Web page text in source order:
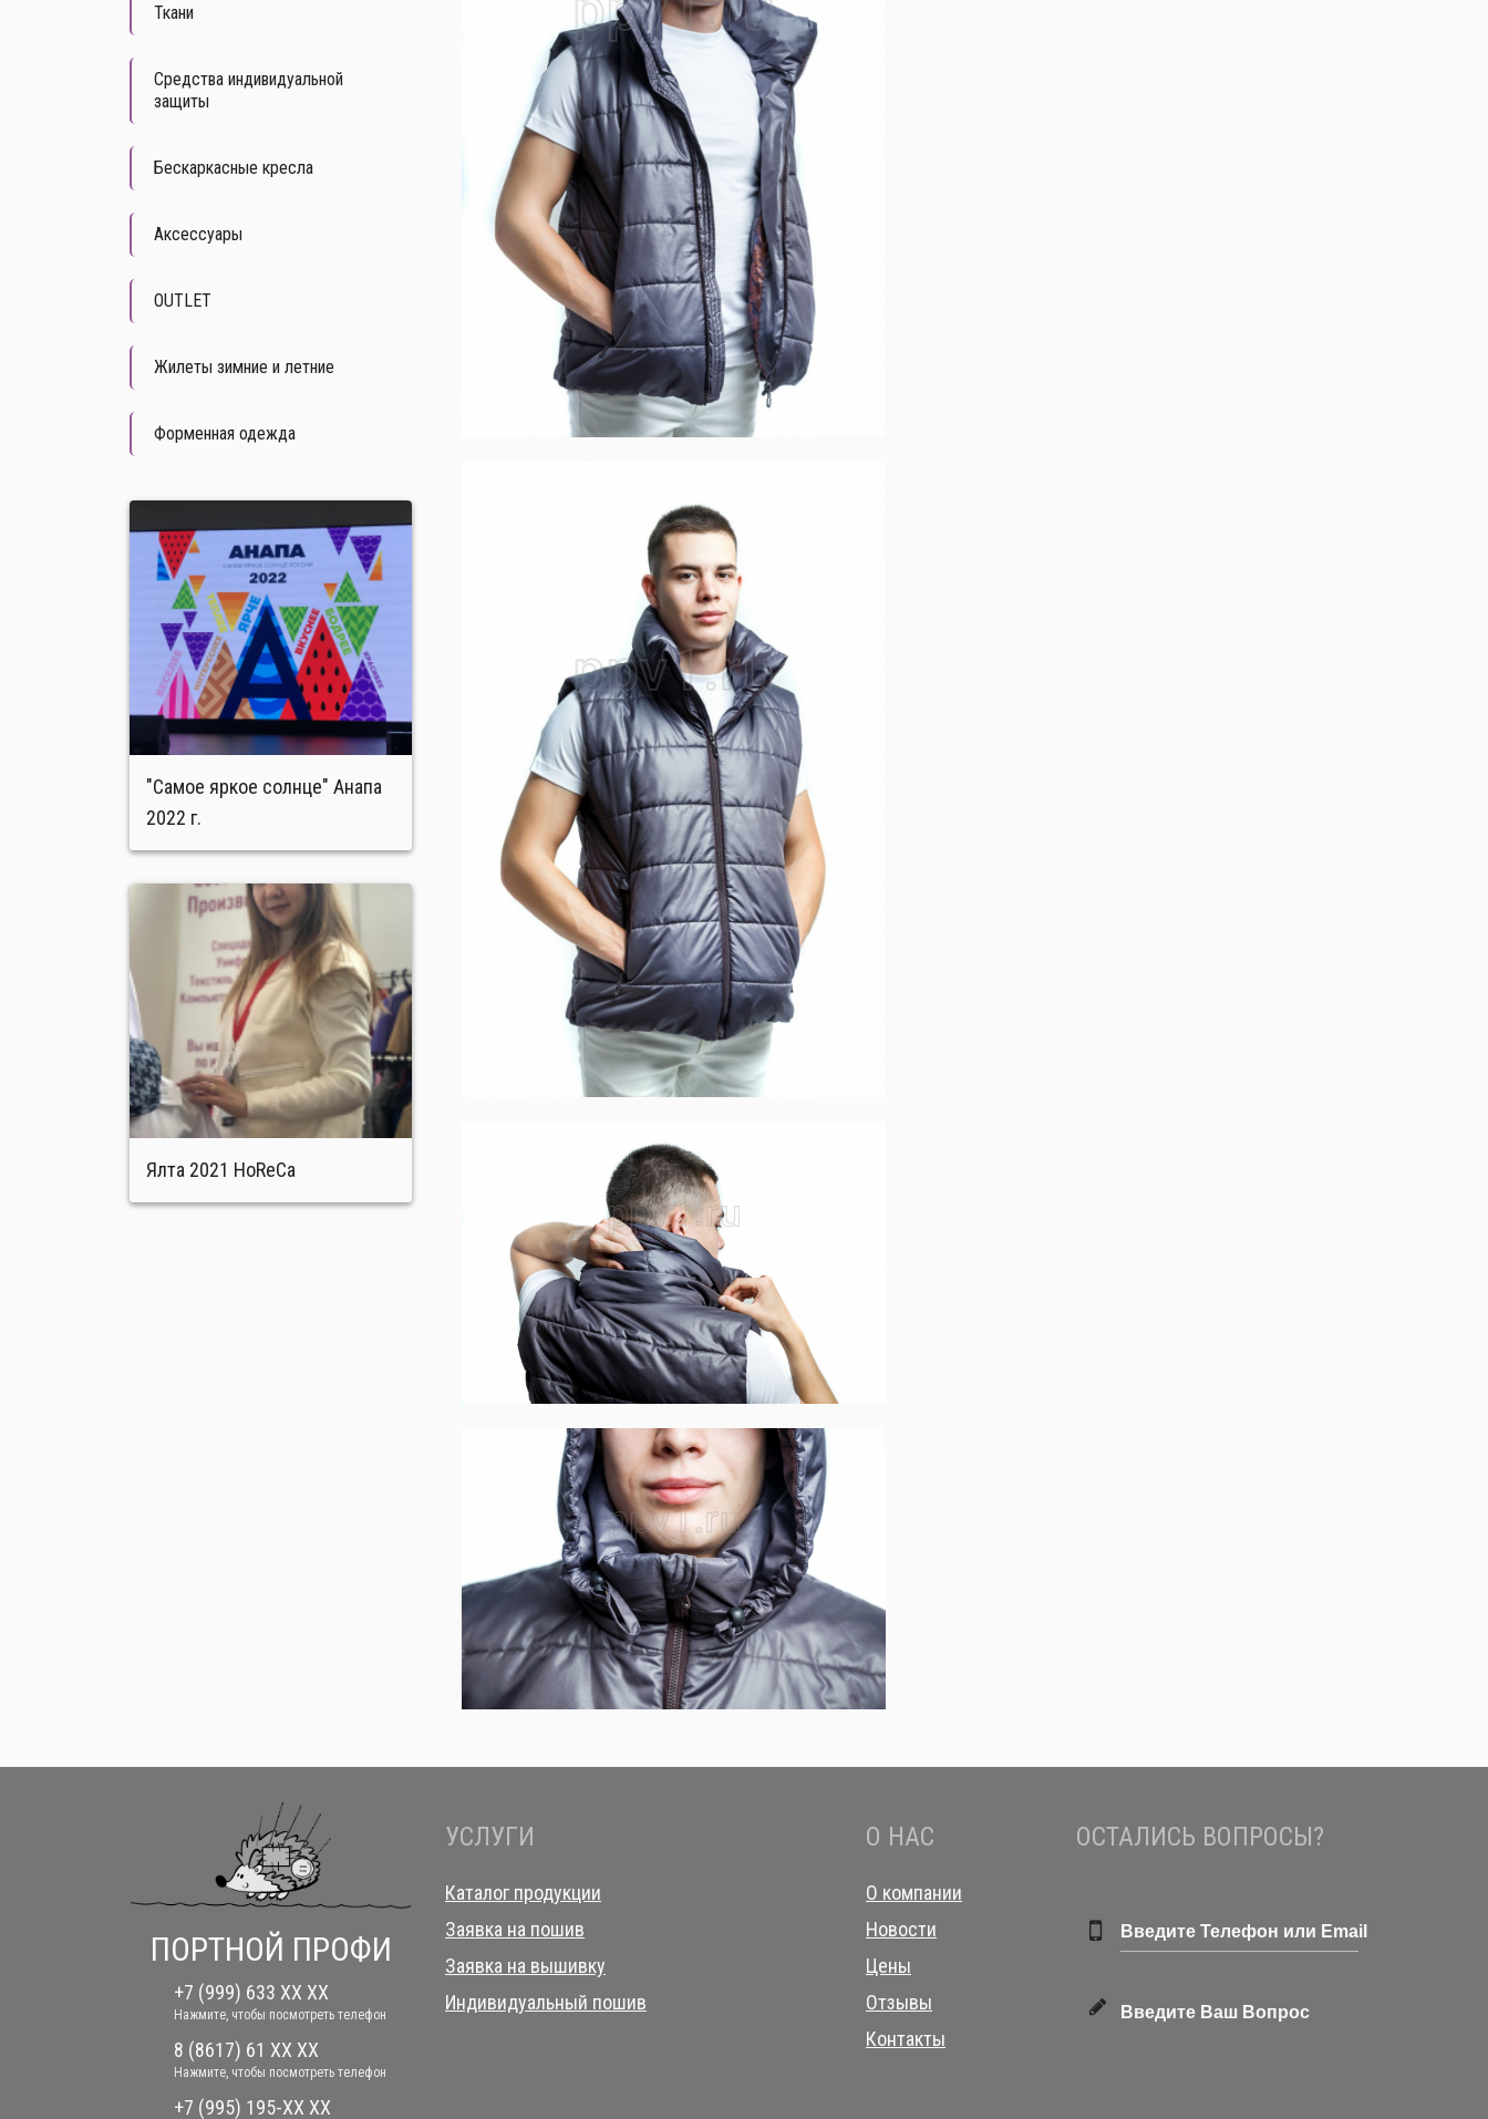
Ткани
Средства индивидуальной
защиты
Бескаркасные кресла
Аксессуары
OUTLET
Жилеты зимние и летние
Форменная одежда
"Самое яркое солнце" Анапа
2022 г.
Ялта 2021 HoReCa
ПОРТНОЙ ПРОФИ
+7 (999) 633 XX XX
Нажмите, чтобы посмотреть телефон
8 (8617) 61 XX XX
Нажмите, чтобы посмотреть телефон
+7 (995) 195-XX XX
УСЛУГИ
Каталог продукции
Заявка на пошив
Заявка на вышивку
Индивидуальный пошив
О НАС
О компании
Новости
Цены
Отзывы
Контакты
ОСТАЛИСЬ ВОПРОСЫ?
Введите Телефон или Email
Введите Ваш Вопрос